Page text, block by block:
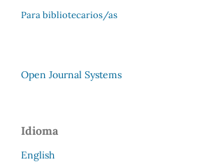
Para bibliotecarios/as
Open Journal Systems
Idioma
English